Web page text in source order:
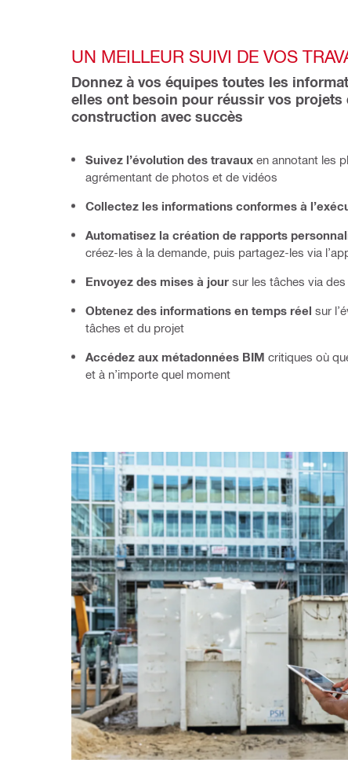
UN MEILLEUR SUIVI DE VOS
Donnez à vos équipes toutes les
elles ont besoin pour réussir vos projets
construction avec succès
Suivez l’évolution des travaux en annotant les
agrémentant de photos et de vidéos
Collectez les informations conformes à
Automatisez la création de rapports
créez-les à la demande, puis partagez-les via
Envoyez des mises à jour sur les tâches via
Obtenez des informations en temps réel sur
tâches et du projet
Accédez aux métadonnées BIM critiques où
et à n’importe quel moment